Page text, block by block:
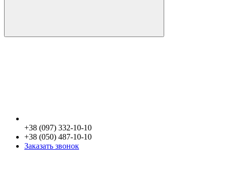
+38 (097) 332-10-10
+38 (050) 487-10-10
Заказать звонок